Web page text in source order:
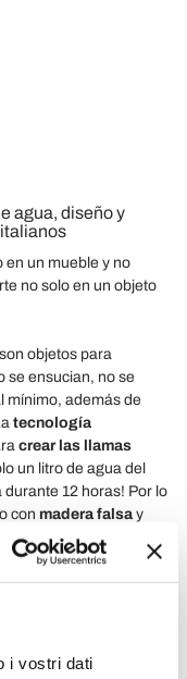
i vostri dati
agua, diseño y
en un mueble y no
no solo en un objeto
son objetos para
se ensucian, no se
mínimo, además de
tecnología
crear las llamas
un litro de agua del
12 horas! Por lo
con madera falsa y
un efecto
también en grandes